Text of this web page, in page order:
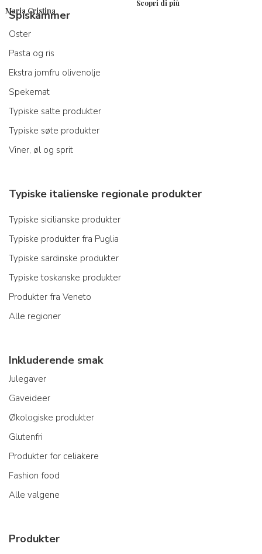
Maria Cristina
Scopri di più
Spiskammer
Oster
Pasta og ris
Ekstra jomfru olivenolje
Spekemat
Typiske salte produkter
Typiske søte produkter
Viner, øl og sprit
Typiske italienske regionale produkter
Typiske sicilianske produkter
Typiske produkter fra Puglia
Typiske sardinske produkter
Typiske toskanske produkter
Produkter fra Veneto
Alle regioner
Inkluderende smak
Julegaver
Gaveideer
Økologiske produkter
Glutenfri
Produkter for celiakere
Fashion food
Alle valgene
Produkter